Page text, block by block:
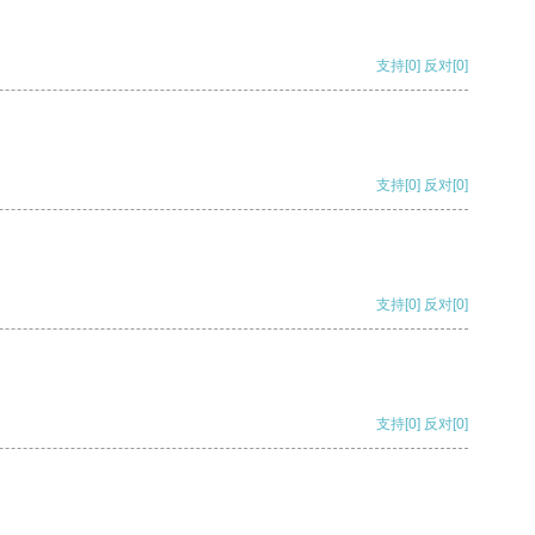
支持[0] 反对[0]
支持[0] 反对[0]
支持[0] 反对[0]
支持[0] 反对[0]